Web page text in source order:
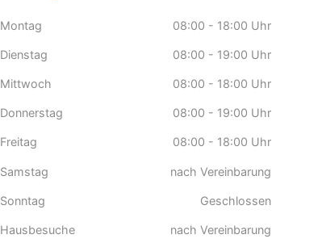
Montag 08:00 - 18:00 Uhr
Dienstag 08:00 - 19:00 Uhr
Mittwoch 08:00 - 18:00 Uhr
Donnerstag 08:00 - 19:00 Uhr
Freitag 08:00 - 18:00 Uhr
Samstag nach Vereinbarung
Sonntag Geschlossen
Hausbesuche nach Vereinbarung